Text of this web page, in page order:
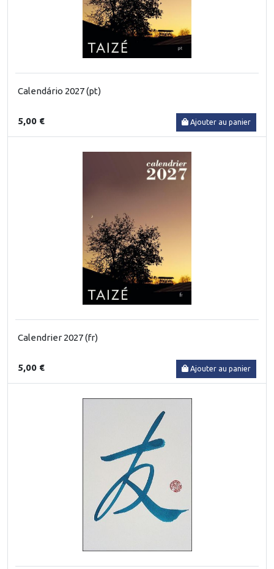
Calendário 2027 (pt)
5,00 € Ajouter au panier
Calendrier 2027 (fr)
5,00 € Ajouter au panier